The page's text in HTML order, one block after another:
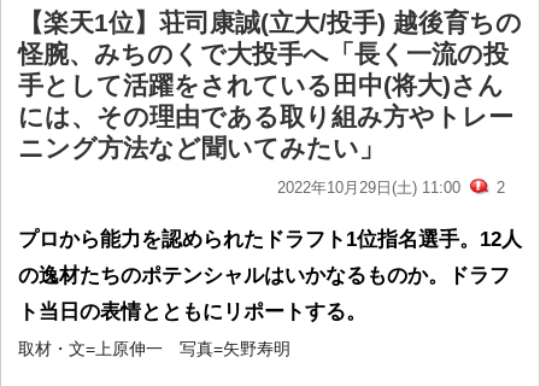
【楽天1位】荘司康誠(立大/投手) 越後育ちの
怪腕、みちのくで大投手へ「長く一流の投
手として活躍をされている田中(将大)さん
には、その理由である取り組み方やトレー
ニング方法など聞いてみたい」
2022年10月29日(土) 11:00 2
プロから能力を認められたドラフト1位指名選手。12人
の逸材たちのポテンシャルはいかなるものか。ドラフ
ト当日の表情とともにリポートする。
取材・文=上原伸一 写真=矢野寿明